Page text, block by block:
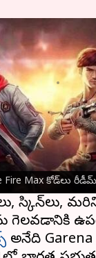
Fire Max కోడ్‌లు
Free
చేసుకునే
Apr 15, 2024 08:32
డెవలపర్లు
Max రీడీమ్
స్కిన్‌లు,
గెలవడానికి
అనేది Garena